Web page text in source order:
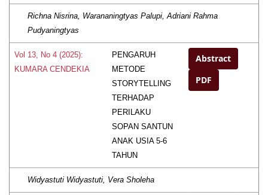
Richna Nisrina, Warananingtyas Palupi, Adriani Rahma
Pudyaningtyas
Vol 13, No 4 (2025):
KUMARA CENDEKIA
PENGARUH
METODE
STORYTELLING
TERHADAP
PERILAKU
SOPAN SANTUN
ANAK USIA 5-6
TAHUN
Abstract
PDF
Widyastuti Widyastuti, Vera Sholeha